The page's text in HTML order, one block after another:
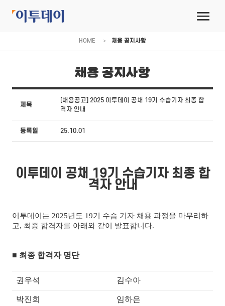
HOME 채용 공지사항
채용 공지사항
제목
[채용공고] 2025 이투데이 공채 19기 수습기자 최종 합
격자 안내
등록일 25.10.01
이투데이 공채 19기 수습기자 최종 합
격자 안내
이투데이는 2025년도 19기 수습 기자 채용 과정을 마무리하
고, 최종 합격자를 아래와 같이 발표합니다.
■ 최종 합격자 명단
권우석 김수아
박진희 임하은